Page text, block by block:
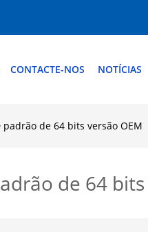
CONTACTE-NOS NOTÍCIAS
de 64 bits versão OEM
de 64